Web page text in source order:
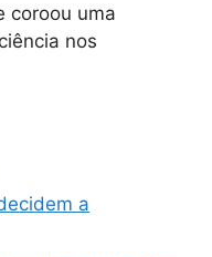
coroou uma
nos
a